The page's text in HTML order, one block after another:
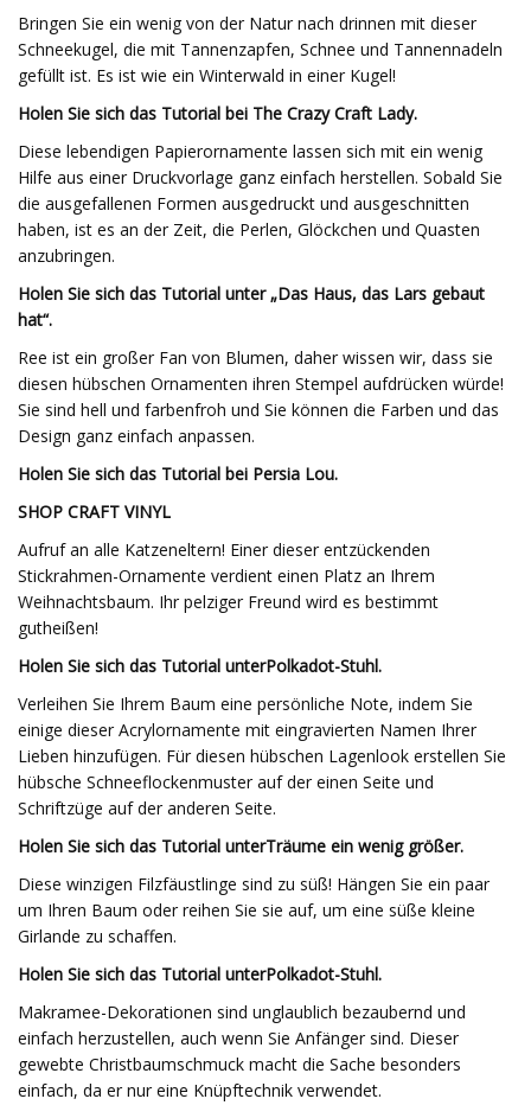
Bringen Sie ein wenig von der Natur nach drinnen mit dieser
Schneekugel, die mit Tannenzapfen, Schnee und Tannennadeln
gefüllt ist. Es ist wie ein Winterwald in einer Kugel!
Holen Sie sich das Tutorial bei The Crazy Craft Lady.
Diese lebendigen Papierornamente lassen sich mit ein wenig
Hilfe aus einer Druckvorlage ganz einfach herstellen. Sobald Sie
die ausgefallenen Formen ausgedruckt und ausgeschnitten
haben, ist es an der Zeit, die Perlen, Glöckchen und Quasten
anzubringen.
Holen Sie sich das Tutorial unter „Das Haus, das Lars gebaut
hat“.
Ree ist ein großer Fan von Blumen, daher wissen wir, dass sie
diesen hübschen Ornamenten ihren Stempel aufdrücken würde!
Sie sind hell und farbenfroh und Sie können die Farben und das
Design ganz einfach anpassen.
Holen Sie sich das Tutorial bei Persia Lou.
SHOP CRAFT VINYL
Aufruf an alle Katzeneltern! Einer dieser entzückenden
Stickrahmen-Ornamente verdient einen Platz an Ihrem
Weihnachtsbaum. Ihr pelziger Freund wird es bestimmt
gutheißen!
Holen Sie sich das Tutorial unterPolkadot-Stuhl.
Verleihen Sie Ihrem Baum eine persönliche Note, indem Sie
einige dieser Acrylornamente mit eingravierten Namen Ihrer
Lieben hinzufügen. Für diesen hübschen Lagenlook erstellen Sie
hübsche Schneeflockenmuster auf der einen Seite und
Schriftzüge auf der anderen Seite.
Holen Sie sich das Tutorial unterTräume ein wenig größer.
Diese winzigen Filzfäustlinge sind zu süß! Hängen Sie ein paar
um Ihren Baum oder reihen Sie sie auf, um eine süße kleine
Girlande zu schaffen.
Holen Sie sich das Tutorial unterPolkadot-Stuhl.
Makramee-Dekorationen sind unglaublich bezaubernd und
einfach herzustellen, auch wenn Sie Anfänger sind. Dieser
gewebte Christbaumschmuck macht die Sache besonders
einfach, da er nur eine Knüpftechnik verwendet.